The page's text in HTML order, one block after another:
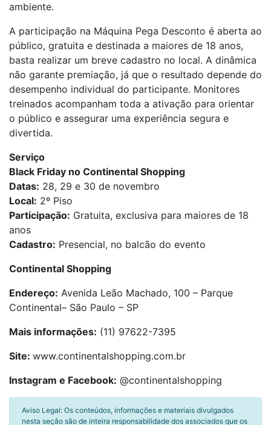
ambiente.
A participação na Máquina Pega Desconto é aberta ao
público, gratuita e destinada a maiores de 18 anos,
basta realizar um breve cadastro no local. A dinâmica
não garante premiação, já que o resultado depende do
desempenho individual do participante. Monitores
treinados acompanham toda a ativação para orientar
o público e assegurar uma experiência segura e
divertida.
Serviço
Black Friday no Continental Shopping
Datas: 28, 29 e 30 de novembro
Local: 2º Piso
Participação: Gratuita, exclusiva para maiores de 18
anos
Cadastro: Presencial, no balcão do evento
Continental Shopping
Endereço: Avenida Leão Machado, 100 – Parque
Continental– São Paulo – SP
Mais informações: (11) 97622-7395
Site: www.continentalshopping.com.br
Instagram e Facebook: @continentalshopping
Aviso Legal: Os conteúdos, informações e materiais divulgados
nesta seção são de inteira responsabilidade dos associados que os